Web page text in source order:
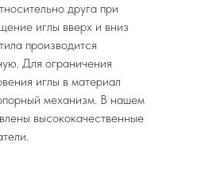
друга при
иглы вверх и вниз
производится
Для ограничения
иглы в материал
механизм. В нашем
высококачественные